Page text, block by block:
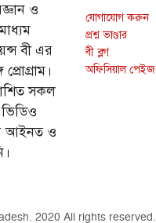
ও
বী এর
সকল
আইনত ও
যোগাযোগ করুন
প্রশ্ন ভাণ্ডার
বী ব্লগ
অফিসিয়াল পেইজ
2020 All rights reserved.